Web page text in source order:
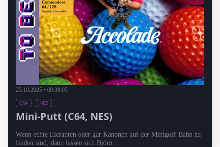
25.10.2025 • 00:38:05
C64 NES
Mini-Putt (C64, NES)
Wenn echte Elefanten oder gar Kanonen auf der Minigolf-Bahn zu
finden sind, dann lassen sich Björn ...